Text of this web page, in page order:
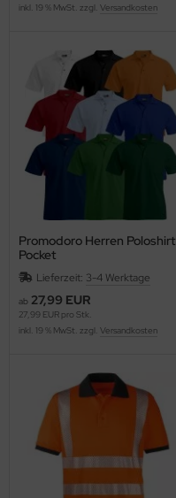
inkl. 19 % MwSt. zzgl. Versandkosten
Promodoro Herren Poloshirt
Pocket
Lieferzeit: 3-4 Werktage
ab 27,99 EUR
27,99 EUR pro Stk.
inkl. 19 % MwSt. zzgl. Versandkosten